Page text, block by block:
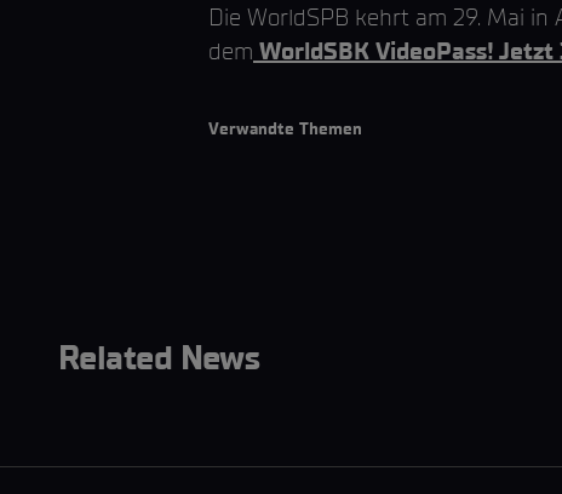
Die WorldSPB kehrt am 29. Mai
dem WorldSBK VideoPass!
Verwandte Themen
Related News